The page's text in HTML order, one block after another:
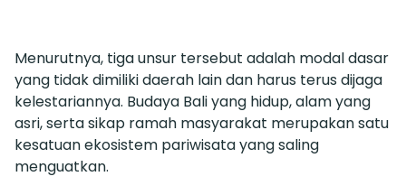
Menurutnya, tiga unsur tersebut adalah modal dasar
yang tidak dimiliki daerah lain dan harus terus dijaga
kelestariannya. Budaya Bali yang hidup, alam yang
asri, serta sikap ramah masyarakat merupakan satu
kesatuan ekosistem pariwisata yang saling
menguatkan.